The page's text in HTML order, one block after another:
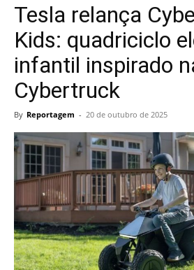
Tesla relança
Kids: quadriciclo
infantil inspirado
Cybertruck
By Reportagem - 20 de outubro de 2025